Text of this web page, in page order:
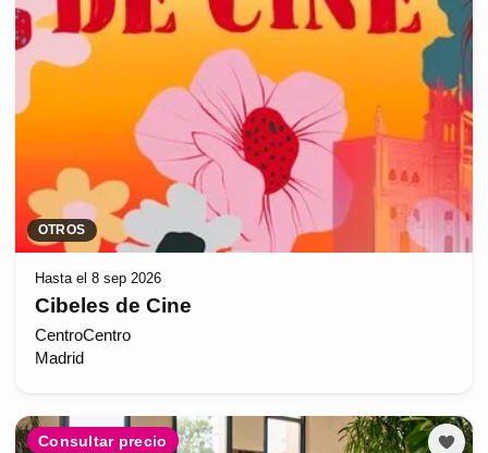
OTROS
Hasta el 8 sep 2026
Cibeles de Cine
CentroCentro
Madrid
Consultar precio